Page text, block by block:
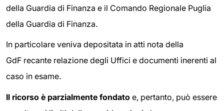
della Guardia di Finanza e il Comando Regionale Puglia
della Guardia di Finanza.
In particolare veniva depositata in atti nota della
GdF recante relazione degli Uffici e documenti inerenti al
caso in esame.
Il ricorso è parzialmente fondato e, pertanto, può essere